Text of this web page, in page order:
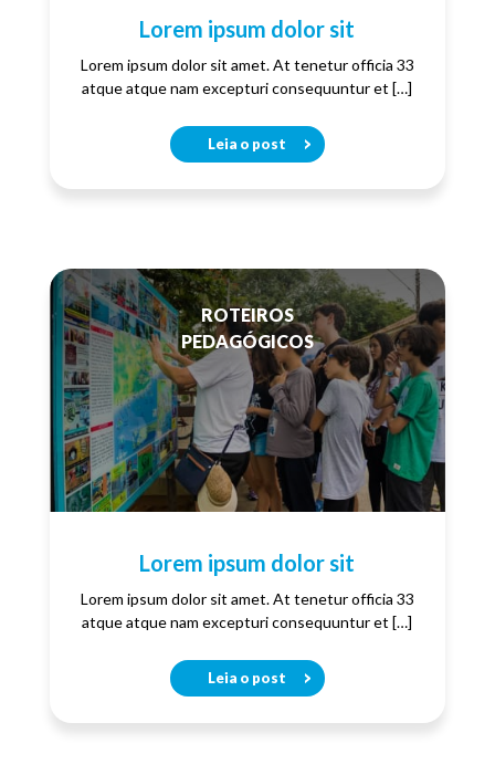
Lorem ipsum dolor sit
Lorem ipsum dolor sit amet. At tenetur officia 33
atque atque nam excepturi consequuntur et […]
Leia o post
ROTEIROS
PEDAGÓGICOS
Lorem ipsum dolor sit
Lorem ipsum dolor sit amet. At tenetur officia 33
atque atque nam excepturi consequuntur et […]
Leia o post